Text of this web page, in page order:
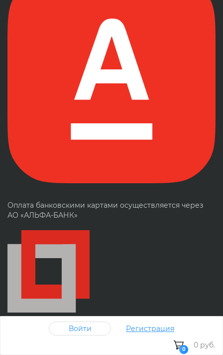
Оплата банковскими картами осуществляется через
АО «АЛЬФА-БАНК»
Мы зарегистрированы на Портале Поставщиков
Войти Регистрация
0 0 руб.